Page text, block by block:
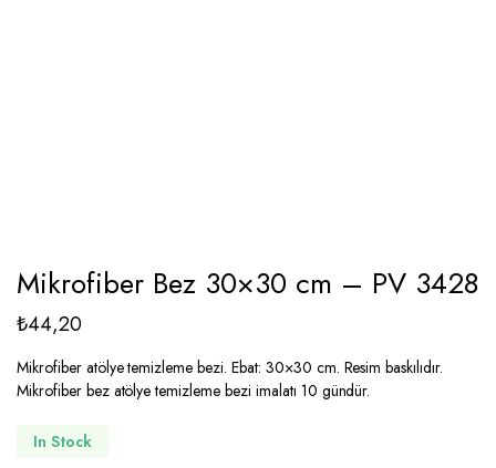
Mikrofiber Bez 30×30 cm – PV 3428
₺44,20
Mikrofiber atölye temizleme bezi. Ebat: 30×30 cm. Resim baskılıdır.
Mikrofiber bez atölye temizleme bezi imalatı 10 gündür.
In Stock